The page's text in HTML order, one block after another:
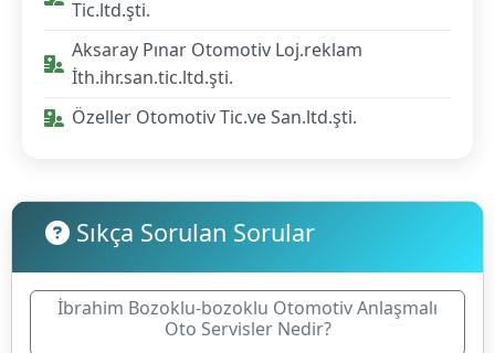
Tic.ltd.şti.
Aksaray Pınar Otomotiv Loj.reklam
İth.ihr.san.tic.ltd.şti.
Özeller Otomotiv Tic.ve San.ltd.şti.
Sıkça Sorulan Sorular
İbrahim Bozoklu-bozoklu Otomotiv Anlaşmalı
Oto Servisler Nedir?